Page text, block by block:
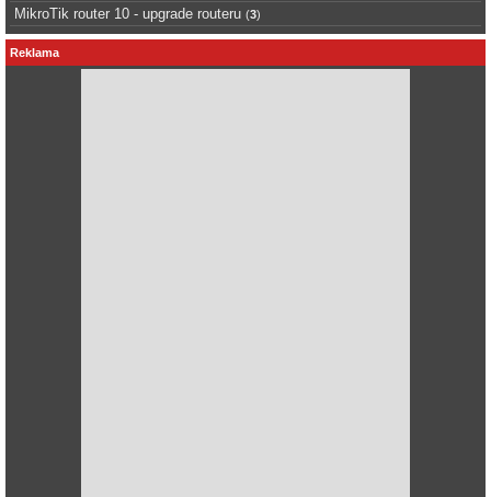
MikroTik router 10 - upgrade routeru (3)
Reklama